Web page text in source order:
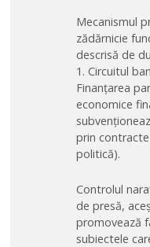
Mecanismul
zădărnicie
descrisă de
1. Circuitul
Finanțarea
economice
prin
politică).
Controlul
de presă,
promovează
subiectele